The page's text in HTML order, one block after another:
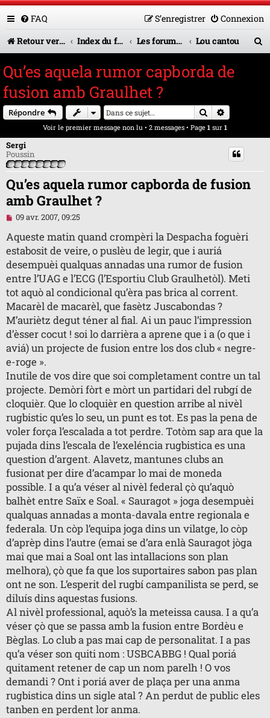
FAQ Connexion
S’enregistrer
Retour vers le site U.A.G.R.
Index du forum Les forums en service Lou cantou
Qu’es aquela rumor capborda de
fusion amb Graulhet ?
Répondre Rechercher
Voir le premier message non lu • 2 messages • Page 1 sur 1
Sergi
Poussin
Qu’es aquela rumor capborda de fusion
amb Graulhet ?
M
s
s
a
g
e
n
o
n
l
u
09 avr. 2007, 09:25
Aqueste matin quand crompèri la Despacha foguèri
estabosit de veire, o puslèu de legir, que i auriá
desempuèi qualquas annadas una rumor de fusion
entre l’UAG e l’ECG (l’Esportiu Club Graulhetòl). Meti
tot aquò al condicional qu’èra pas brica al corrent.
Macarèl de macarèl, que fasètz Juscabondas ?
M’auriètz degut téner al fial. Ai un pauc l’impression
d’èsser cocut ! soi lo darrièra a aprene que i a (o que i
aviá) un projecte de fusion entre los dos club « negre-
e-roge ».
Inutile de vos dire que soi completament contre un tal
projecte. Demòri fòrt e mòrt un partidari del rubgí de
cloquièr. Que lo cloquièr en question arribe al nivèl
rugbistic qu’es lo seu, un punt es tot. Es pas la pena de
voler força l’escalada a tot perdre. Totòm sap ara que la
pujada dins l’escala de l’exeléncia rugbistica es una
question d’argent. Alavetz, mantunes clubs an
fusionat per dire d’acampar lo mai de moneda
possible. I a qu’a véser al nivèl federal çò qu’aquò
balhèt entre Saïx e Soal. « Sauragot » joga desempuèi
qualquas annadas a monta-davala entre regionala e
federala. Un còp l’equipa joga dins un vilatge, lo còp
d’aprèp dins l’autre (emai se d’ara enlà Sauragot jòga
mai que mai a Soal ont las intallacions son plan
melhora), çò que fa que los suportaires sabon pas plan
ont ne son. L’esperit del rugbí campanilista se perd, se
diluís dins aquestas fusions.
Al nivèl professional, aquò’s la meteissa causa. I a qu’a
véser çò que se passa amb la fusion entre Bordèu e
Bèglas. Lo club a pas mai cap de personalitat. I a pas
qu’a véser son quiti nom : USBCABBG ! Qual poriá
quitament retener de cap un nom parelh ! O vos
demandi ? Ont i poriá aver de plaça per una anma
rugbistica dins un sigle atal ? An perdut de public eles
tanben en perdent lor anma.